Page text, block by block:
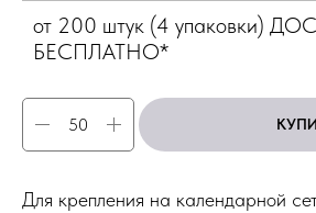
от 200 штук (4 упаковки)
БЕСПЛАТНО*
Для крепления на календарной